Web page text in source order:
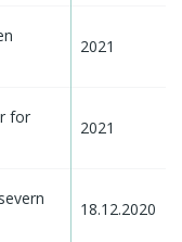
2021
for
2021
18.12.2020